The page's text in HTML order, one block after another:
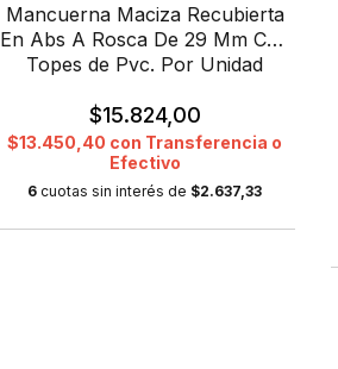
Mancuerna Maciza Recubierta
En Abs A Rosca De 29 Mm Con
Topes de Pvc. Por Unidad
$15.824,00
$13.450,40 con Transferencia o
Efectivo
6 cuotas sin interés de $2.637,33